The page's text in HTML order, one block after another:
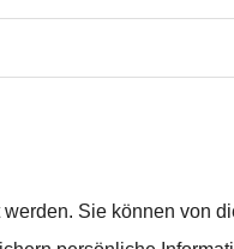
Sie können von